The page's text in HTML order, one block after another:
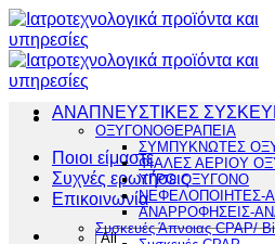
Μετάβαση
στο
περιεχόμενο
Ποιοι είμαστε
Συχνές ερωτήσεις
Επικοινωνία
ΑΝΑΠΝΕΥΣΤΙΚΕΣ
ΟΞΥΓΟΝΟΘΕΡΑΠΕΙΑ
ΣΥΜΠΥΚΝΩΤΕΣ
ΦΙΑΛΕΣ ΑΕΡΙΟΥ
ΥΓΡΟ ΟΞΥΓΟΝΟ
ΝΕΦΕΛΟΠΟΙΗΤΕΣ-
ΑΝΑΡΡΟΦΗΣΕΙΣ-
Συσκευές Άπνοιας CPAP/